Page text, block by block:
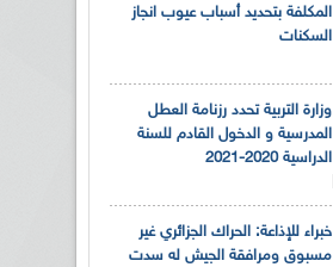
المكلفة بتحديد أسباب عيوب انجاز
السكنات
وزارة التربية تحدد رزنامة العطل
المدرسية و الدخول القادم للسنة
الدراسية 2020-2021
خبراء للإذاعة: الحراك الجزائري غير
مسبوق ومرافقة الجيش له سدت